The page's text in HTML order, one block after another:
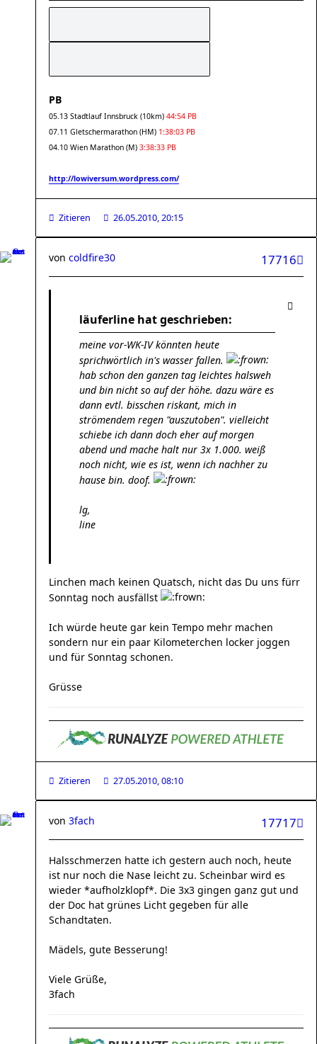
PB
05.13 Stadtlauf Innsbruck (10km) 44:54 PB
07.11 Gletschermarathon (HM) 1:38:03 PB
04.10 Wien Marathon (M) 3:38:33 PB
http://lowiversum.wordpress.com/
Zitieren 26.05.2010, 20:15
17716
von coldfire30
läuferline hat geschrieben:
meine vor-WK-IV könnten heute
sprichwörtlich in's wasser fallen.
hab schon den ganzen tag leichtes halsweh
und bin nicht so auf der höhe. dazu wäre es
dann evtl. bisschen riskant, mich in
strömendem regen "auszutoben". vielleicht
schiebe ich dann doch eher auf morgen
abend und mache halt nur 3x 1.000. weiß
noch nicht, wie es ist, wenn ich nachher zu
hause bin. doof.
lg,
line
Linchen mach keinen Quatsch, nicht das Du uns fürr
Sonntag noch ausfällst
Ich würde heute gar kein Tempo mehr machen
sondern nur ein paar Kilometerchen locker joggen
und für Sonntag schonen.
Grüsse
Zitieren 27.05.2010, 08:10
17717
von 3fach
Halsschmerzen hatte ich gestern auch noch, heute
ist nur noch die Nase leicht zu. Scheinbar wird es
wieder *aufholzklopf*. Die 3x3 gingen ganz gut und
der Doc hat grünes Licht gegeben für alle
Schandtaten.
Mädels, gute Besserung!
Viele Grüße,
3fach